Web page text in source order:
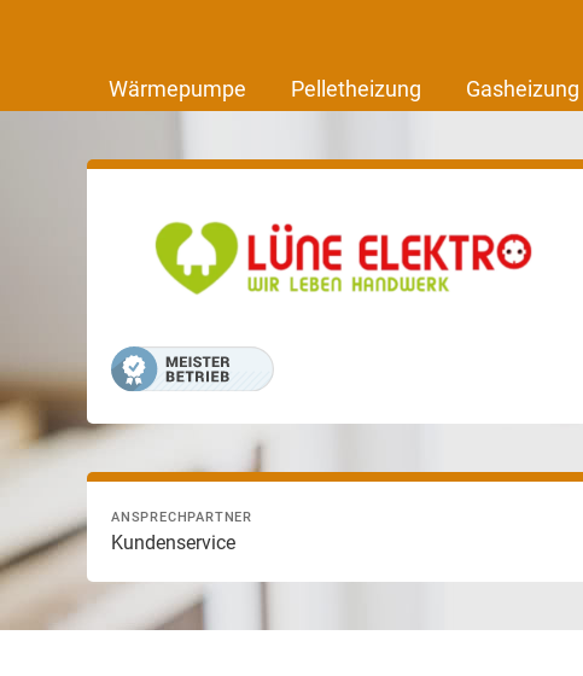
Wärmepumpe Pelletheizung Gasheizung
ANSPRECHPARTNER
Kundenservice